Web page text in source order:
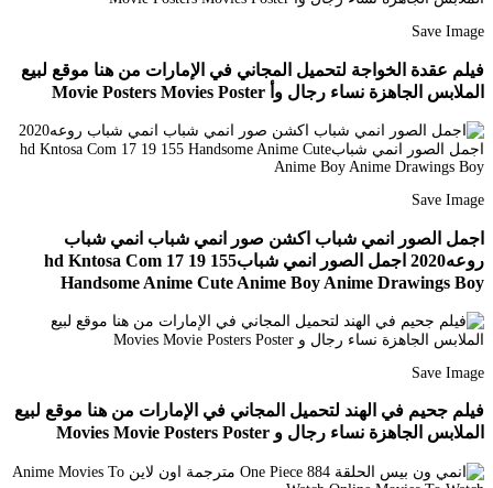
Save Image
فيلم عقدة الخواجة لتحميل المجاني في الإمارات من هنا موقع لبيع
الملابس الجاهزة نساء رجال وأ Movie Posters Movies Poster
Save Image
اجمل الصور انمي شباب اكشن صور انمي شباب انمي شباب
روعه2020 اجمل الصور انمي شبابhd Kntosa Com 17 19 155
Handsome Anime Cute Anime Boy Anime Drawings Boy
Save Image
فيلم جحيم في الهند لتحميل المجاني في الإمارات من هنا موقع لبيع
الملابس الجاهزة نساء رجال و Movies Movie Posters Poster